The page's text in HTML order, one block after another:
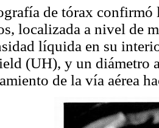
de tórax confirmó
localizada a nivel de
líquida en su
(UH), y un diámetro
de la vía aérea